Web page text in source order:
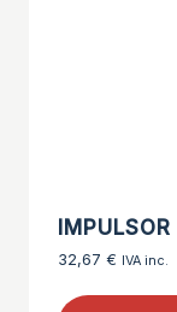
32,67 € IVA inc.